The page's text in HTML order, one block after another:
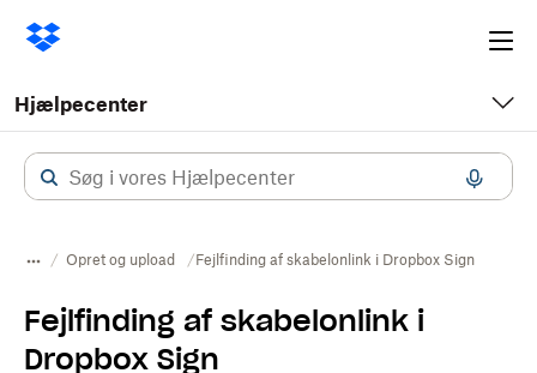
Hjælpecenter
Opret og upload Fejlfinding af skabelonlink i Dropbox Sign
Fejlfinding af skabelonlink i
Dropbox Sign